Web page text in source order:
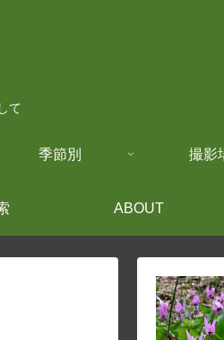
て
季節別 撮影
ABOUT